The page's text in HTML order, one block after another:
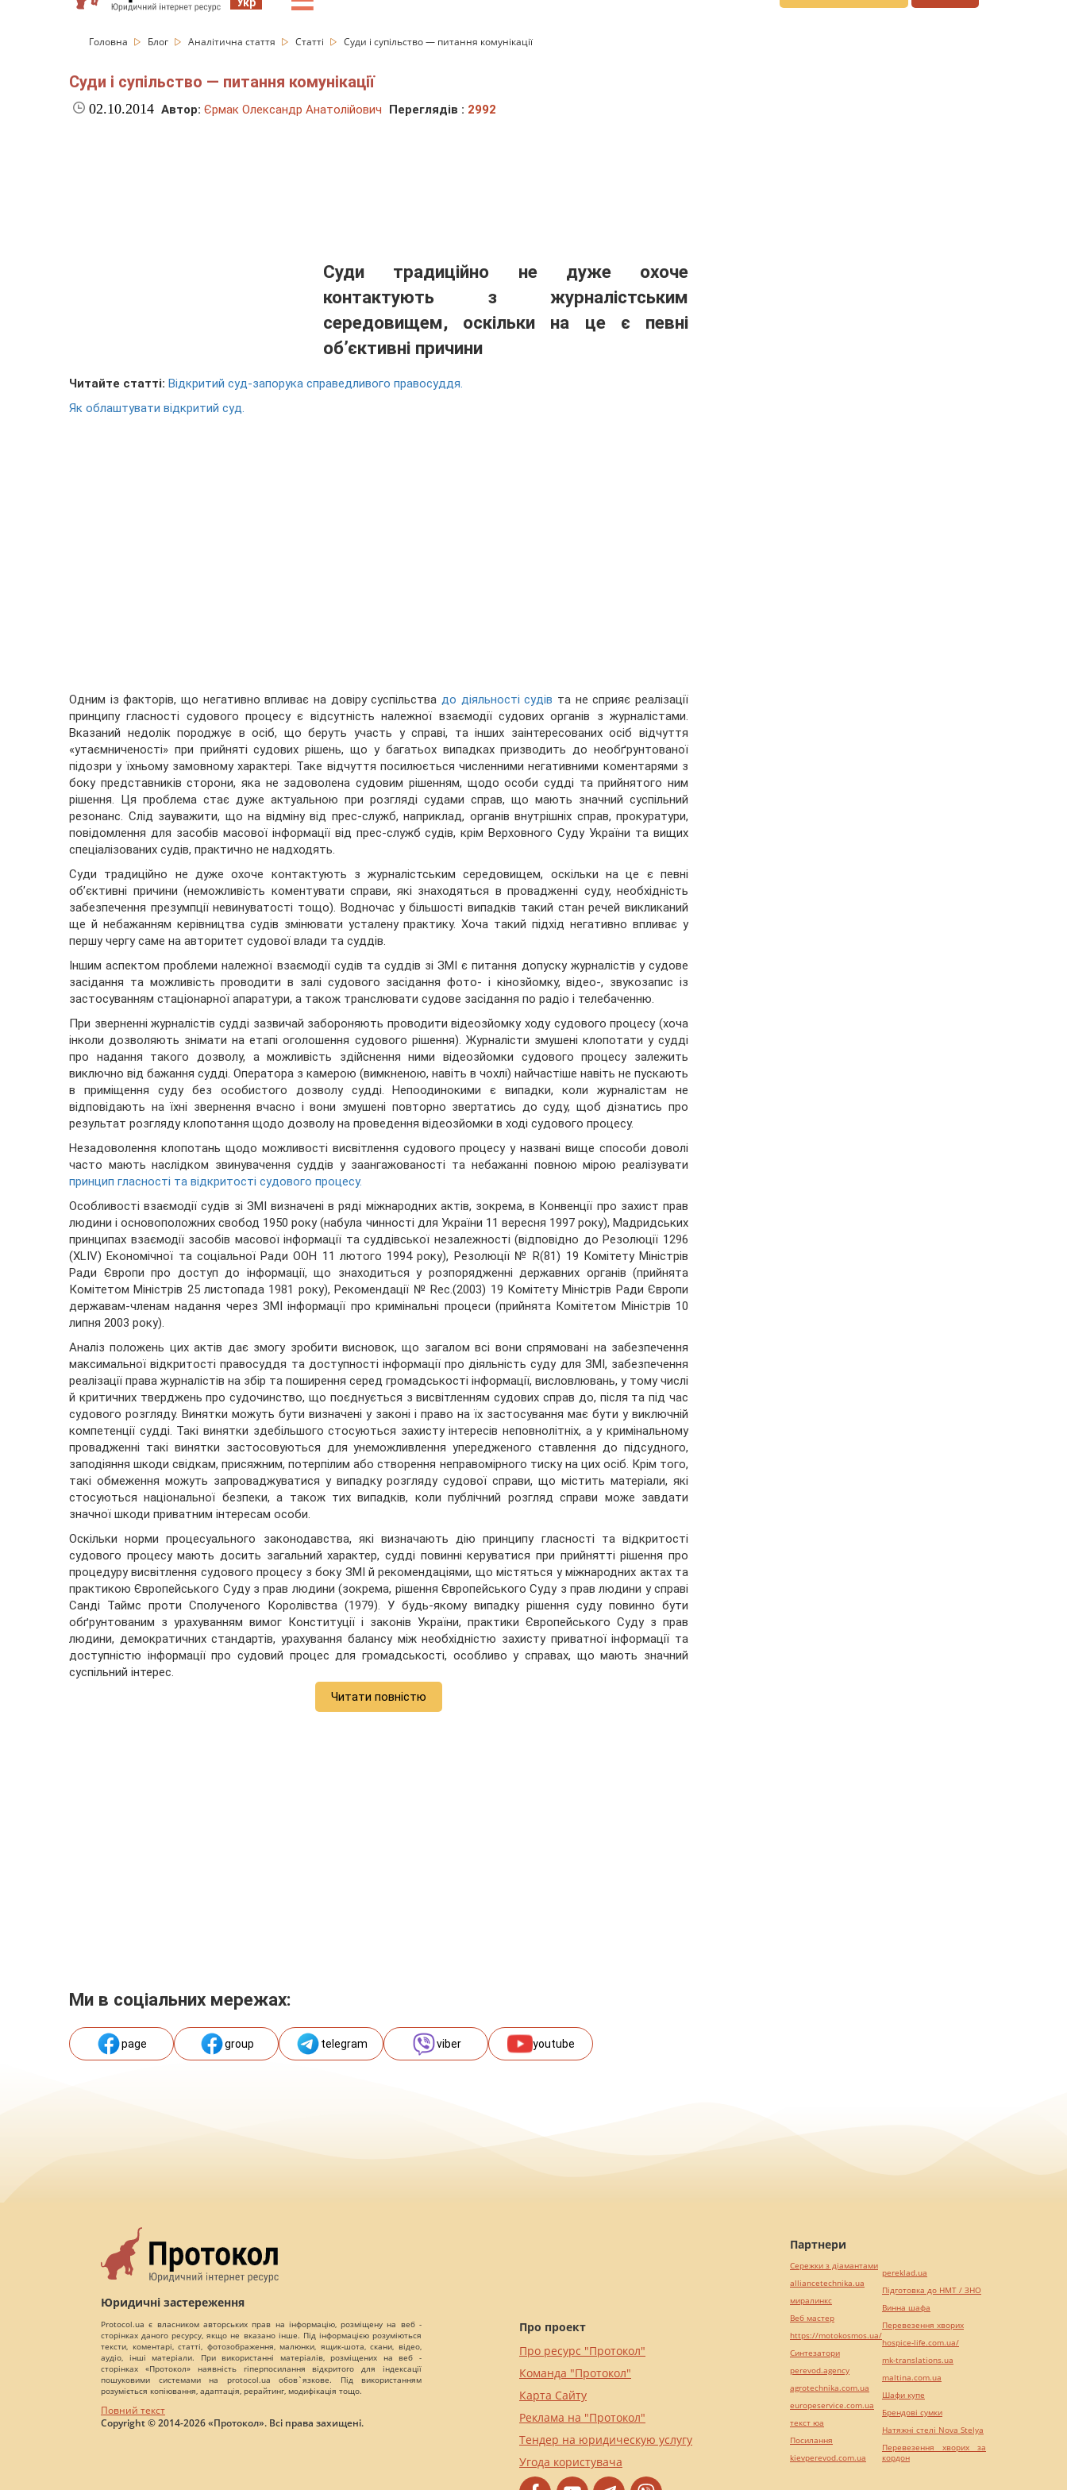
Головна Блог Аналітична стаття Статті Суди і супільство — питання комунікації
Суди і супільство — питання комунікації
02.10.2014 Автор: Єрмак Олександр Анатолійович Переглядів : 2992
Суди традиційно не дуже охоче
контактують з журналістським
середовищем, оскільки на це є певні
об’єктивні причини
Читайте статті: Відкритий суд-запорука справедливого правосуддя.
Як облаштувати відкритий суд.
Одним із факторів, що негативно впливає на довіру суспільства до діяльності судів та не сприяє реалізації
принципу гласності судового процесу є відсутність належної взаємодії судових органів з журналістами.
Вказаний недолік породжує в осіб, що беруть участь у справі, та інших заінтересованих осіб відчуття
«утаємниченості» при прийняті судових рішень, що у багатьох випадках призводить до необґрунтованої
підозри у їхньому замовному характері. Таке відчуття посилюється численними негативними коментарями з
боку представників сторони, яка не задоволена судовим рішенням, щодо особи судді та прийнятого ним
рішення. Ця проблема стає дуже актуальною при розгляді судами справ, що мають значний суспільний
резонанс. Слід зауважити, що на відміну від прес-служб, наприклад, органів внутрішніх справ, прокуратури,
повідомлення для засобів масової інформації від прес-служб судів, крім Верховного Суду України та вищих
спеціалізованих судів, практично не надходять.
Суди традиційно не дуже охоче контактують з журналістським середовищем, оскільки на це є певні
об’єктивні причини (неможливість коментувати справи, які знаходяться в провадженні суду, необхідність
забезпечення презумпції невинуватості тощо). Водночас у більшості випадків такий стан речей викликаний
ще й небажанням керівництва судів змінювати усталену практику. Хоча такий підхід негативно впливає у
першу чергу саме на авторитет судової влади та суддів.
Іншим аспектом проблеми належної взаємодії судів та суддів зі ЗМІ є питання допуску журналістів у судове
засідання та можливість проводити в залі судового засідання фото- і кінозйомку, відео-, звукозапис із
застосуванням стаціонарної апаратури, а також транслювати судове засідання по радіо і телебаченню.
При зверненні журналістів судді зазвичай забороняють проводити відеозйомку ходу судового процесу (хоча
інколи дозволяють знімати на етапі оголошення судового рішення). Журналісти змушені клопотати у судді
про надання такого дозволу, а можливість здійснення ними відеозйомки судового процесу залежить
виключно від бажання судді. Оператора з камерою (вимкненою, навіть в чохлі) найчастіше навіть не пускають
в приміщення суду без особистого дозволу судді. Непоодинокими є випадки, коли журналістам не
відповідають на їхні звернення вчасно і вони змушені повторно звертатись до суду, щоб дізнатись про
результат розгляду клопотання щодо дозволу на проведення відеозйомки в ході судового процесу.
Незадоволення клопотань щодо можливості висвітлення судового процесу у названі вище способи доволі
часто мають наслідком звинувачення суддів у заангажованості та небажанні повною мірою реалізувати
принцип гласності та відкритості судового процесу.
Особливості взаємодії судів зі ЗМІ визначені в ряді міжнародних актів, зокрема, в Конвенції про захист прав
людини і основоположних свобод 1950 року (набула чинності для України 11 вересня 1997 року), Мадридських
принципах взаємодії засобів масової інформації та суддівської незалежності (відповідно до Резолюції 1296
(XLIV) Економічної та соціальної Ради ООН 11 лютого 1994 року), Резолюції № R(81) 19 Комітету Міністрів
Ради Європи про доступ до інформації, що знаходиться у розпорядженні державних органів (прийнята
Комітетом Міністрів 25 листопада 1981 року), Рекомендації № Rес.(2003) 19 Комітету Міністрів Ради Європи
державам-членам надання через ЗМІ інформації про кримінальні процеси (прийнята Комітетом Міністрів 10
липня 2003 року).
Аналіз положень цих актів дає змогу зробити висновок, що загалом всі вони спрямовані на забезпечення
максимальної відкритості правосуддя та доступності інформації про діяльність суду для ЗМІ, забезпечення
реалізації права журналістів на збір та поширення серед громадськості інформації, висловлювань, у тому числі
й критичних тверджень про судочинство, що поєднується з висвітленням судових справ до, після та під час
судового розгляду. Винятки можуть бути визначені у законі і право на їх застосування має бути у виключній
компетенції судді. Такі винятки здебільшого стосуються захисту інтересів неповнолітніх, а у кримінальному
провадженні такі винятки застосовуються для унеможливлення упередженого ставлення до підсудного,
заподіяння шкоди свідкам, присяжним, потерпілим або створення неправомірного тиску на цих осіб. Крім того,
такі обмеження можуть запроваджуватися у випадку розгляду судової справи, що містить матеріали, які
стосуються національної безпеки, а також тих випадків, коли публічний розгляд справи може завдати
значної шкоди приватним інтересам особи.
Оскільки норми процесуального законодавства, які визначають дію принципу гласності та відкритості
судового процесу мають досить загальний характер, судді повинні керуватися при прийнятті рішення про
процедуру висвітлення судового процесу з боку ЗМІ й рекомендаціями, що містяться у міжнародних актах та
практикою Європейського Суду з прав людини (зокрема, рішення Європейського Суду з прав людини у справі
Санді Таймс проти Сполученого Королівства (1979). У будь-якому випадку рішення суду повинно бути
обґрунтованим з урахуванням вимог Конституції і законів України, практики Європейського Суду з прав
людини, демократичних стандартів, урахування балансу між необхідністю захисту приватної інформації та
доступністю інформації про судовий процес для громадськості, особливо у справах, що мають значний
суспільний інтерес.
Читати повністю
Ми в соціальних мережах:
page group telegram viber youtube
Юридичні застереження
Protocol.ua є власником авторських прав на інформацію, розміщену на веб -
сторінках даного ресурсу, якщо не вказано інше. Під інформацією розуміються
тексти, коментарі, статті, фотозображення, малюнки, ящик-шота, скани, відео,
аудіо, інші матеріали. При використанні матеріалів, розміщених на веб -
сторінках «Протокол» наявність гіперпосилання відкритого для індексації
пошуковими системами на protocol.ua обов`язкове. Під використанням
розуміється копіювання, адаптація, рерайтинг, модифікація тощо.
Повний текст
Copyright © 2014-2026 «Протокол». Всі права захищені.
Про проект
Про ресурс "Протокол"
Команда "Протокол"
Карта Сайту
Реклама на "Протокол"
Тендер на юридическую услугу
Угода користувача
Партнери
Сережки з діамантами
alliancetechnika.ua
миралинкс
Веб мастер
https://motokosmos.ua/
Синтезатори
perevod.agency
agrotechnika.com.ua
europeservice.com.ua
текст юа
Посилання
kievperevod.com.ua
pereklad.ua
Підготовка до НМТ / ЗНО
Винна шафа
Перевезення хворих
hospice-life.com.ua/
mk-translations.ua
maltina.com.ua
Шафи купе
Брендові сумки
Натяжні стелі Nova Stelya
Перевезення хворих за
кордон